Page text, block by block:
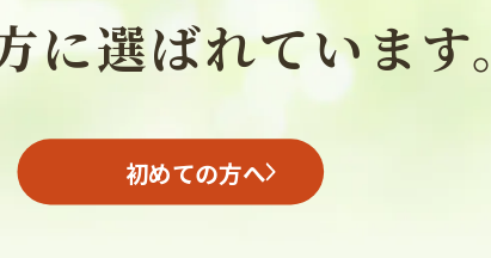
に選ばれています。
初めての方へ